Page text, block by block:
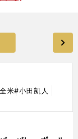
米#小田凱人